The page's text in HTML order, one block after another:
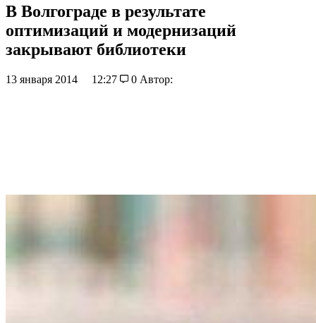
В Волгограде в результате
оптимизаций и модернизаций
закрывают библиотеки
13 января 2014 12:27 0 Автор: